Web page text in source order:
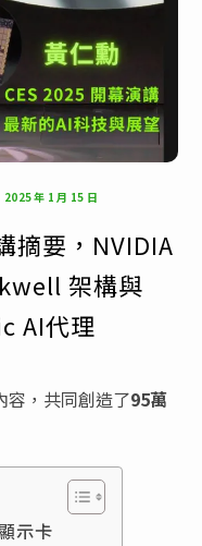
2025 年 1 月 15 日
摘要，NVIDIA
架構與
AI代理
容，共同創造了95萬
示卡